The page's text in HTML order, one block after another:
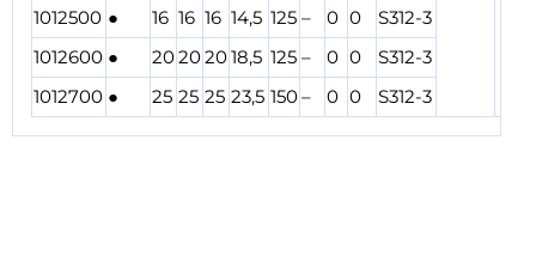
1012500 ● 16 16 16 14,5 125 – 0 0
S312-3
1012600 ● 20202018,5 125 – 0 0
S312-3
1012700 ● 25 25 25 23,5 150– 0 0 S312-3